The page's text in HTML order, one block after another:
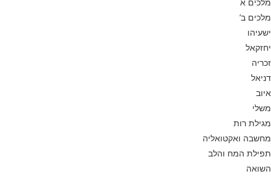
מלכים ב’
ישעיהו
יחזקאל
זכריה
דניאל
איוב
משלי
מגילת רות
מחשבה ואקטואליה
תפילת המח והלב
השואה